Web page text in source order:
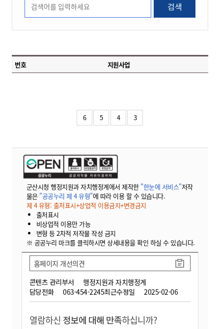
검색
번호 지원사업
6 5 4 3
군산시청 행정지원과 자치행정계에서 제작한 "한눈에 서비스"저작
물은 "공공누리 제 4 유형"에 따라 이용 할 수 있습니다.
제 4 유형: 출처표시+상업적 이용금지+변경금지
출처표시
비상업적 이용만 가능
변형 등 2차적 저작물 작성 금지
※ 공공누리 마크를 클릭하시면 상세내용을 확인 하실 수 있습니다.
콘텐츠 관리부서
행정지원과 자치행정계
담당전화
063-454-2245최근수정일 2025-02-06
홈페이지 개선의견
열람하신 정보에 대해 만족하십니까?